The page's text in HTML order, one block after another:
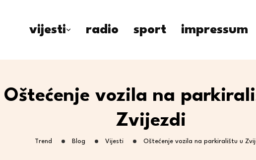
vijesti radio sport impressum
Oštećenje vozila na
Zvijezdi
Trend Blog Vijesti Oštećenje vozila na parkiralištu u